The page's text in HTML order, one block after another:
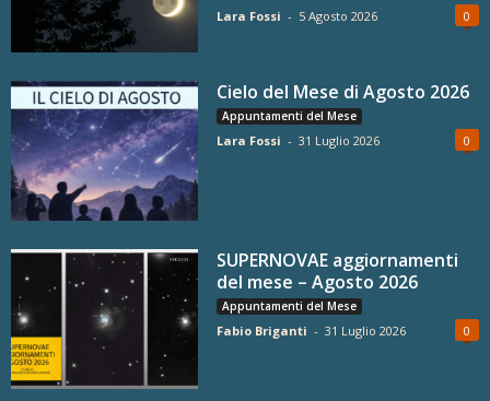
Lara Fossi - 5 Agosto 2026 0
Cielo del Mese di Agosto 2026
Appuntamenti del Mese
Lara Fossi - 31 Luglio 2026 0
SUPERNOVAE aggiornamenti
del mese – Agosto 2026
Appuntamenti del Mese
Fabio Briganti - 31 Luglio 2026 0